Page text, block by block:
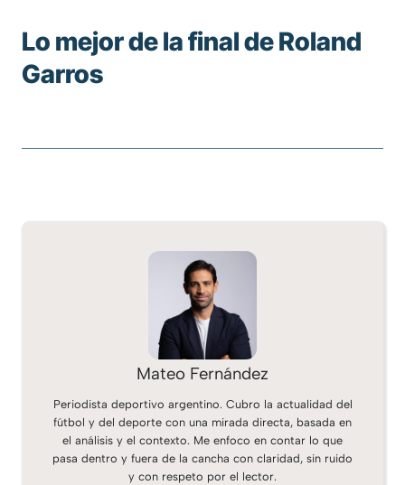
Lo mejor de la final de Roland
Garros
Mateo Fernández
Periodista deportivo argentino. Cubro la actualidad del
fútbol y del deporte con una mirada directa, basada en
el análisis y el contexto. Me enfoco en contar lo que
pasa dentro y fuera de la cancha con claridad, sin ruido
y con respeto por el lector.